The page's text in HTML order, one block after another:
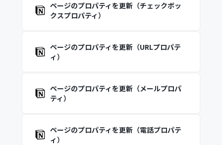
ページのプロパティを更新（チェックボッ
クスプロパティ）
ページのプロパティを更新（URLプロパテ
ィ）
ページのプロパティを更新（メールプロパ
ティ）
ページのプロパティを更新（電話プロパテ
ィ）